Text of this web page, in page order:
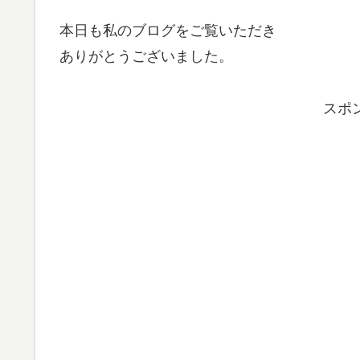
本日も私のブログをご覧いただき
ありがとうございました。
スポ